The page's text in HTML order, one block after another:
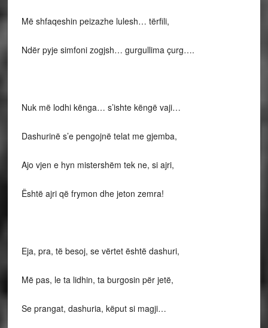
Më shfaqeshin peizazhe lulesh… tërfili,
Ndër pyje simfoni zogjsh… gurgullima çurg….
Nuk më lodhi kënga… s’ishte këngë vaji…
Dashurinë s’e pengojnë telat me gjemba,
Ajo vjen e hyn mistershëm tek ne, si ajri,
Është ajri që frymon dhe jeton zemra!
Eja, pra, të besoj, se vërtet është dashuri,
Më pas, le ta lidhin, ta burgosin për jetë,
Se prangat, dashuria, këput si magji…